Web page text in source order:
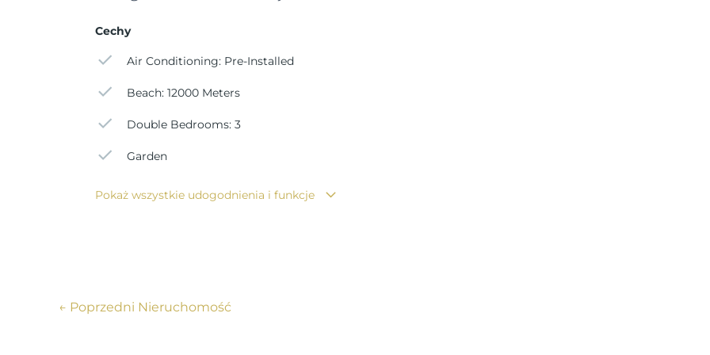
oferuje idealną równowagę między relaksem a wypoczynkiem. Niezależnie od tego, czy szukasz domu
Cechy
Air Conditioning: Pre-Installed
Beach: 12000 Meters
Double Bedrooms: 3
Garden
Pokaż wszystkie udogodnienia i funkcje
← Poprzedni Nieruchomość